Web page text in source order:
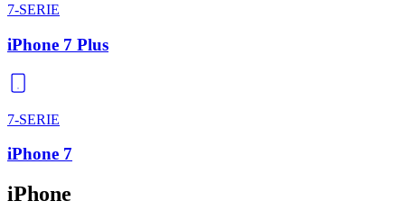
7-SERIE
iPhone 7 Plus
7-SERIE
iPhone 7
iPhone